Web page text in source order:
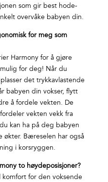
som gir best hode-
overvåke babyen din.
for meg som
Harmony for å gjøre
for deg! Når du
det trykkavlastende
babyen din vokser, flytt
å fordele vekten. De
vekten vekk fra
kan ha på deg babyen
økter. Bæreselen har også
i korsryggen.
to høydeposisjoner?
for den voksende